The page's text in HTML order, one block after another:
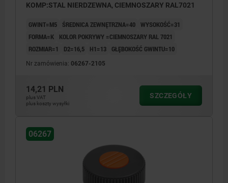
KOMP:STAL NIERDZEWNA, CIEMNOSZARY RAL7021
GWINT=M5 ŚREDNICA ZEWNĘTRZNA=40 WYSOKOŚĆ=31
FORMA=K
KOLOR POKRYWY =CIEMNOSZARY RAL 7021
ROZMIAR=1
D2=16,5 H1=13 GŁĘBOKOŚĆ GWINTU=10
Nr zamówienia: 06267-2105
14,21 PLN
plus VAT
plus koszty wysyłki
SZCZEGÓŁY
06267